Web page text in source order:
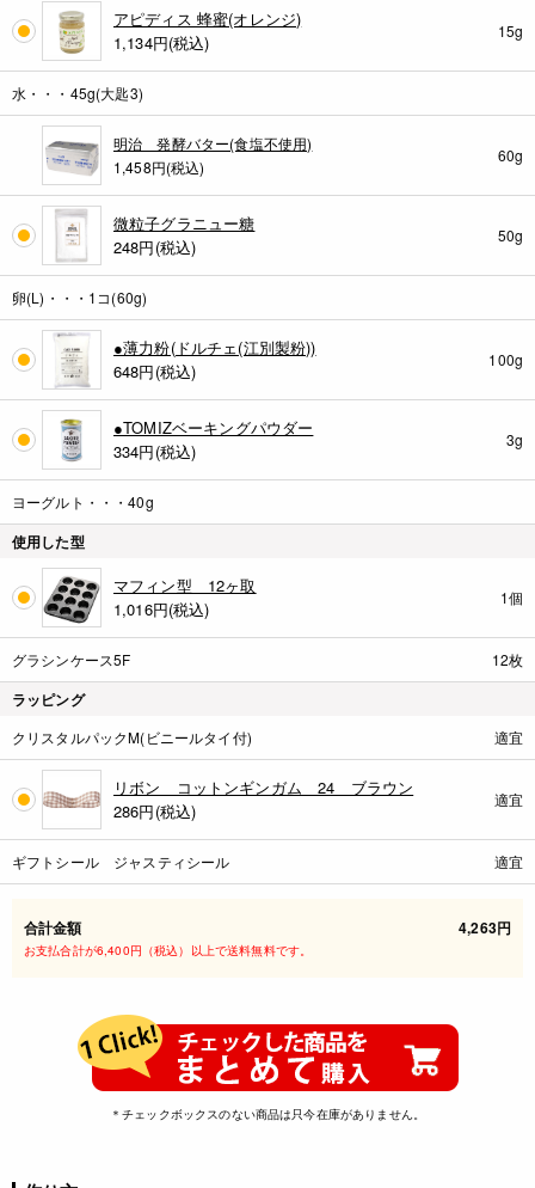
アピディス 蜂蜜(オレンジ)
1,134円(税込)
15g
水・・・45g(大匙3)
明治 発酵バター(食塩不使用)
1,458円(税込)
60g
微粒子グラニュー糖
248円(税込)
50g
卵(L)・・・1コ(60g)
●薄力粉(ドルチェ(江別製粉))
648円(税込)
100g
●TOMIZベーキングパウダー
334円(税込)
3g
ヨーグルト・・・40g
使用した型
マフィン型 12ヶ取
1,016円(税込)
1個
グラシンケース5F 12枚
ラッピング
クリスタルパックM(ビニールタイ付) 適宜
リボン コットンギンガム 24 ブラウン
286円(税込)
適宜
ギフトシール ジャスティシール 適宜
合計金額 4,263円
お支払合計が6,400円（税込）以上で送料無料です。
＊チェックボックスのない商品は只今在庫がありません。